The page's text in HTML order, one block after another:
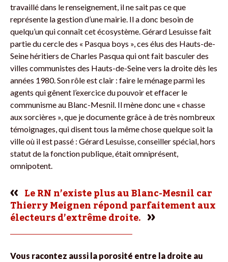
travaillé dans le renseignement, il ne sait pas ce que
représente la gestion d’une mairie. Il a donc besoin de
quelqu’un qui connaît cet écosystème. Gérard Lesuisse fait
partie du cercle des « Pasqua boys », ces élus des Hauts-de-
Seine héritiers de Charles Pasqua qui ont fait basculer des
villes communistes des Hauts-de-Seine vers la droite dès les
années 1980. Son rôle est clair : faire le ménage parmi les
agents qui gênent l’exercice du pouvoir et effacer le
communisme au Blanc-Mesnil. Il mène donc une « chasse
aux sorcières », que je documente grâce à de très nombreux
témoignages, qui disent tous la même chose quelque soit la
ville où il est passé : Gérard Lesuisse, conseiller spécial, hors
statut de la fonction publique, était omniprésent,
omnipotent.
Le RN n’existe plus au Blanc-Mesnil car
Thierry Meignen répond parfaitement aux
électeurs d’extrême droite.
Vous racontez aussi la porosité entre la droite au